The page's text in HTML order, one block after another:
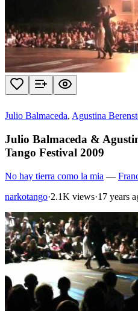
Julio Balmaceda, Agustina
Julio Balmaceda &
Tango Festival 2009
No hay tierra como la mia —
narkotango·2.1K views·17 years